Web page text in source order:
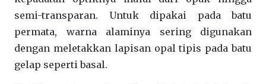
semi-transparan. Untuk dipakai pada batu
permata, warna alaminya sering digunakan
dengan meletakkan lapisan opal tipis pada batu
gelap seperti basal.